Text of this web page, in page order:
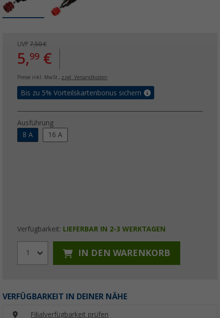
UVP 7,50 €
5,99 €
Preise inkl. MwSt., zzgl. Versandkosten
Bis zu 5% Vorteilskartenbonus sichern
Ausführung
8 A
16 A
Verfügbarkeit: LIEFERBAR IN 2-3 WERKTAGEN
1 IN DEN WARENKORB
VERFÜGBARKEIT IN DEINER NÄHE
Filialverfügbarkeit prüfen